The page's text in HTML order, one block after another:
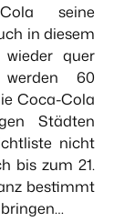
seine
in diesem
quer
werden 60
Coca-Cola
Städten
nicht
bis zum 21.
bestimmt